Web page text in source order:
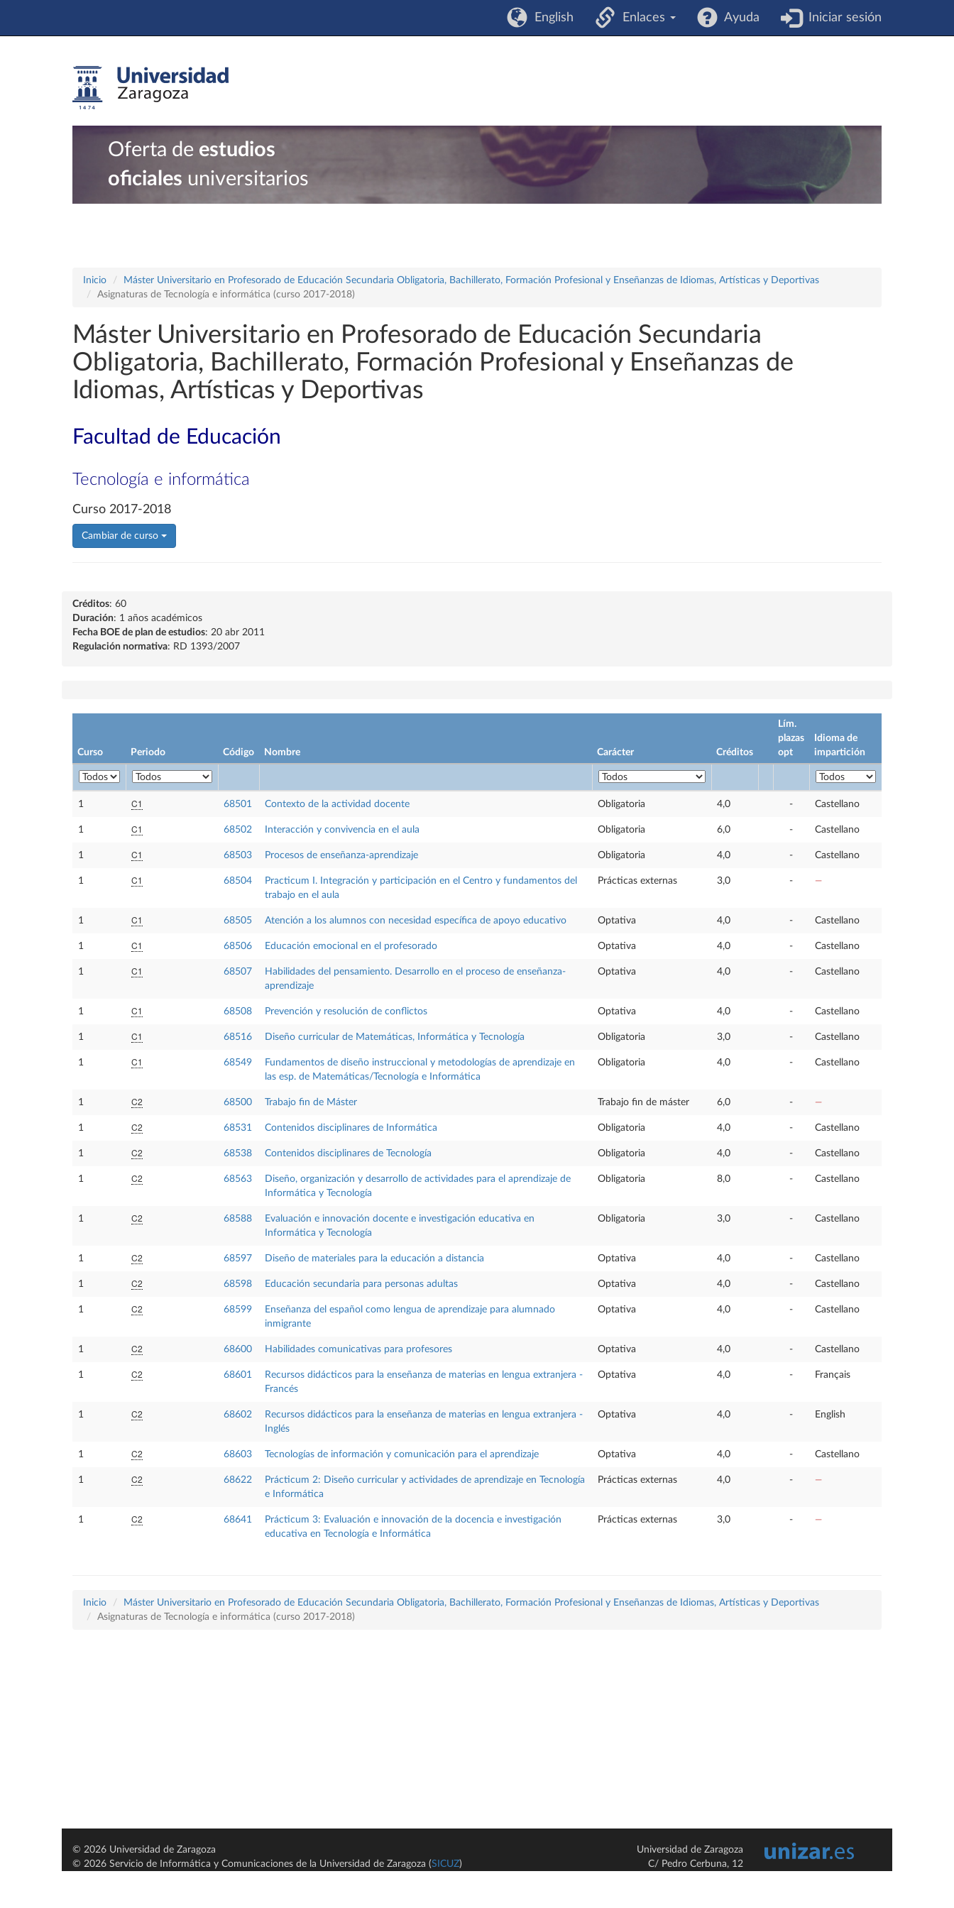
English Enlaces Ayuda Iniciar sesión
Oferta de estudios
oficiales universitarios
Inicio
Máster Universitario en Profesorado de Educación Secundaria Obligatoria, Bachillerato, Formación Profesional y Enseñanzas de Idiomas, Artísticas y Deportivas
Asignaturas de Tecnología e informática (curso 2017-2018)
Máster Universitario en Profesorado de Educación Secundaria
Obligatoria, Bachillerato, Formación Profesional y Enseñanzas de
Idiomas, Artísticas y Deportivas
Facultad de Educación
Tecnología e informática
Curso 2017-2018
Cambiar de curso
Créditos: 60
Duración: 1 años académicos
Fecha BOE de plan de estudios: 20 abr 2011
Regulación normativa: RD 1393/2007
Curso Periodo Código Nombre Carácter Créditos
Lím.
plazas
opt
Idioma de
impartición
1 C1 68501 Contexto de la actividad docente Obligatoria 4,0 - Castellano
1 C1 68502 Interacción y convivencia en el aula Obligatoria 6,0 - Castellano
1 C1 68503 Procesos de enseñanza-aprendizaje Obligatoria 4,0 - Castellano
1 C1 68504
Practicum I. Integración y participación en el Centro y fundamentos del
trabajo en el aula
Prácticas externas 3,0 - —
1 C1 68505 Atención a los alumnos con necesidad específica de apoyo educativo Optativa 4,0 - Castellano
1 C1 68506 Educación emocional en el profesorado Optativa 4,0 - Castellano
1 C1 68507
Habilidades del pensamiento. Desarrollo en el proceso de enseñanza-
aprendizaje
Optativa 4,0 - Castellano
1 C1 68508 Prevención y resolución de conflictos Optativa 4,0 - Castellano
1 C1 68516 Diseño curricular de Matemáticas, Informática y Tecnología Obligatoria 3,0 - Castellano
1 C1 68549
Fundamentos de diseño instruccional y metodologías de aprendizaje en
las esp. de Matemáticas/Tecnología e Informática
Obligatoria 4,0 - Castellano
1 C2 68500 Trabajo fin de Máster Trabajo fin de máster 6,0 - —
1 C2 68531 Contenidos disciplinares de Informática Obligatoria 4,0 - Castellano
1 C2 68538 Contenidos disciplinares de Tecnología Obligatoria 4,0 - Castellano
1 C2 68563
Diseño, organización y desarrollo de actividades para el aprendizaje de
Informática y Tecnología
Obligatoria 8,0 - Castellano
1 C2 68588
Evaluación e innovación docente e investigación educativa en
Informática y Tecnología
Obligatoria 3,0 - Castellano
1 C2 68597 Diseño de materiales para la educación a distancia Optativa 4,0 - Castellano
1 C2 68598 Educación secundaria para personas adultas Optativa 4,0 - Castellano
1 C2 68599
Enseñanza del español como lengua de aprendizaje para alumnado
inmigrante
Optativa 4,0 - Castellano
1 C2 68600 Habilidades comunicativas para profesores Optativa 4,0 - Castellano
1 C2 68601
Recursos didácticos para la enseñanza de materias en lengua extranjera -
Francés
Optativa 4,0 - Français
1 C2 68602
Recursos didácticos para la enseñanza de materias en lengua extranjera -
Inglés
Optativa 4,0 - English
1 C2 68603 Tecnologías de información y comunicación para el aprendizaje Optativa 4,0 - Castellano
1 C2 68622
Prácticum 2: Diseño curricular y actividades de aprendizaje en Tecnología
e Informática
Prácticas externas 4,0 - —
1 C2 68641
Prácticum 3: Evaluación e innovación de la docencia e investigación
educativa en Tecnología e Informática
Prácticas externas 3,0 - —
Inicio
Máster Universitario en Profesorado de Educación Secundaria Obligatoria, Bachillerato, Formación Profesional y Enseñanzas de Idiomas, Artísticas y Deportivas
Asignaturas de Tecnología e informática (curso 2017-2018)
© 2026 Universidad de Zaragoza
© 2026 Servicio de Informática y Comunicaciones de la Universidad de Zaragoza (SICUZ)
Universidad de Zaragoza
C/ Pedro Cerbuna, 12